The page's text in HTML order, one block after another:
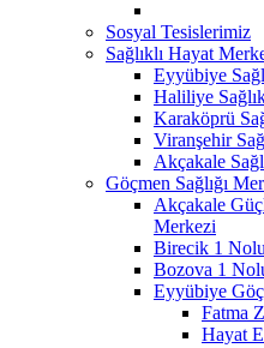
Sosyal Tesislerimiz
Sağlıklı Hayat
Eyyübiye
Haliliye
Karaköprü
Viranşehir
Akçakale
Göçmen Sağlığı
Akçakale
Merkezi
Birecik 1
Bozova 1
Eyyübiye
Fatma
Hayat